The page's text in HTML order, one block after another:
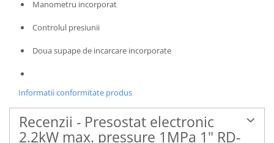
Manometru incorporat
Controlul presiunii
Doua supape de incarcare incorporate
Informatii conformitate produs
Recenzii - Presostat electronic
2.2kW max. pressure 1MPa 1" RD-